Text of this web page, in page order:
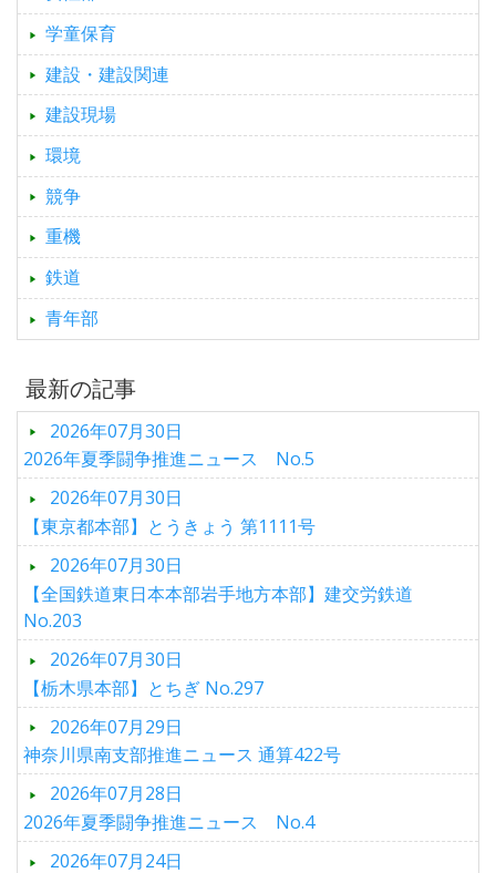
学童保育
建設・建設関連
建設現場
環境
競争
重機
鉄道
青年部
最新の記事
2026年07月30日
2026年夏季闘争推進ニュース No.5
2026年07月30日
【東京都本部】とうきょう 第1111号
2026年07月30日
【全国鉄道東日本本部岩手地方本部】建交労鉄道
No.203
2026年07月30日
【栃木県本部】とちぎ No.297
2026年07月29日
神奈川県南支部推進ニュース 通算422号
2026年07月28日
2026年夏季闘争推進ニュース No.4
2026年07月24日